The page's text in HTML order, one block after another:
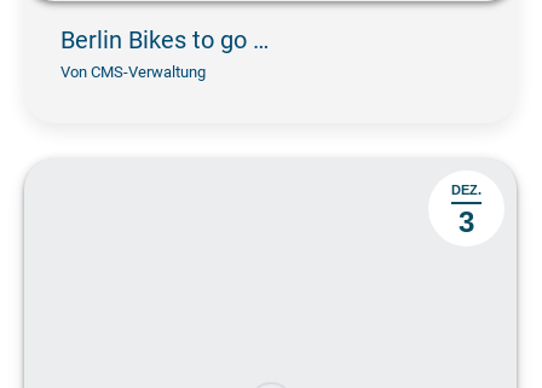
Berlin Bikes to go …
Von CMS-Verwaltung
DEZ.
3